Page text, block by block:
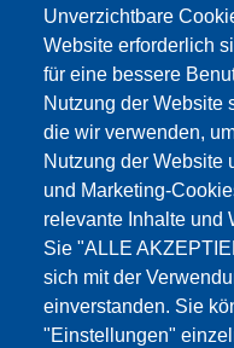
Unverzichtbare
Website erforderlich
für eine bessere
Nutzung der Website
die wir verwenden,
Nutzung der Website
und Marketing-
relevante Inhalte und
Sie "ALLE
sich mit der
einverstanden. Sie
"Einstellungen"